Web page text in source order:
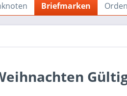
Briefmarken